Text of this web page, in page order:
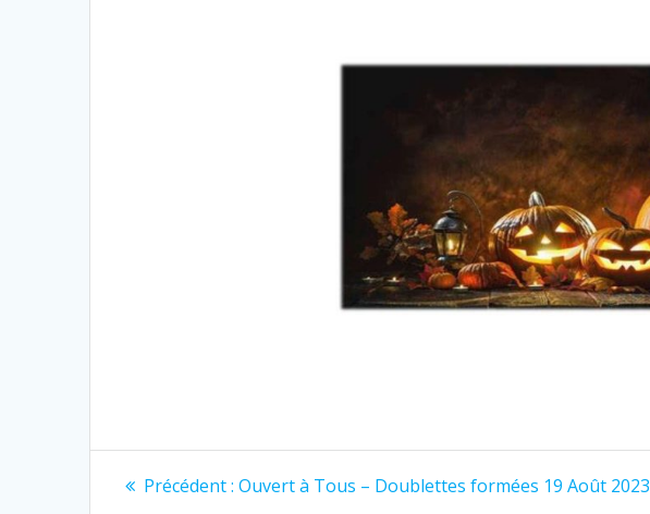
Navigation
Précédent : Article
Ouvert à Tous – Doublettes formées 19 Août 2023